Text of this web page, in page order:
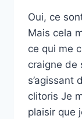
Oui, ce
Mais cela
ce qui me
craigne de
s’agissant
clitoris Je
plaisir que